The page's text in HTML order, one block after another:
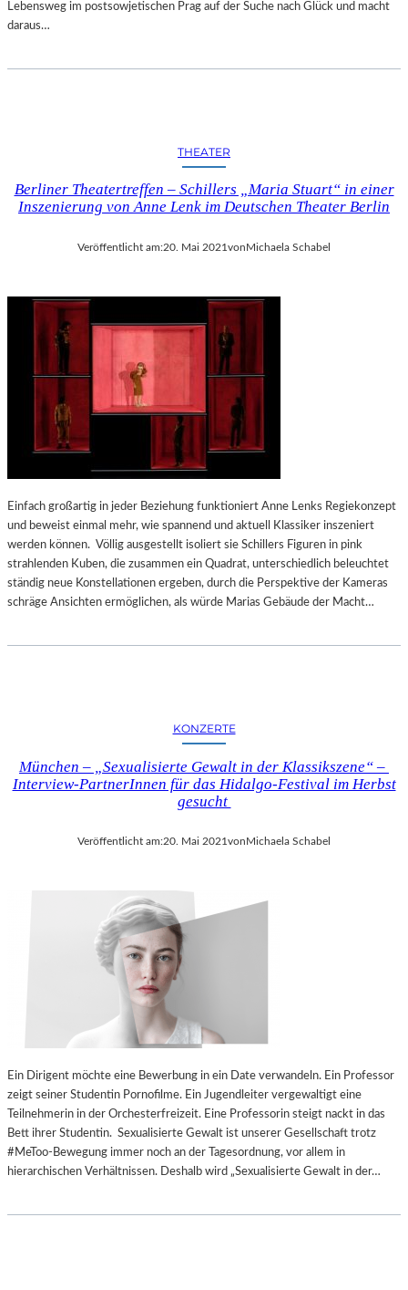
Lebensweg im postsowjetischen Prag auf der Suche nach Glück und macht
daraus…
THEATER
Berliner Theatertreffen – Schillers „Maria Stuart“ in einer
Inszenierung von Anne Lenk im Deutschen Theater Berlin
Veröffentlicht am:20. Mai 2021vonMichaela Schabel
Einfach großartig in jeder Beziehung funktioniert Anne Lenks Regiekonzept
und beweist einmal mehr, wie spannend und aktuell Klassiker inszeniert
werden können. Völlig ausgestellt isoliert sie Schillers Figuren in pink
strahlenden Kuben, die zusammen ein Quadrat, unterschiedlich beleuchtet
ständig neue Konstellationen ergeben, durch die Perspektive der Kameras
schräge Ansichten ermöglichen, als würde Marias Gebäude der Macht…
KONZERTE
München – „Sexualisierte Gewalt in der Klassikszene“ –
Interview-PartnerInnen für das Hidalgo-Festival im Herbst
gesucht
Veröffentlicht am:20. Mai 2021vonMichaela Schabel
Ein Dirigent möchte eine Bewerbung in ein Date verwandeln. Ein Professor
zeigt seiner Studentin Pornofilme. Ein Jugendleiter vergewaltigt eine
Teilnehmerin in der Orchesterfreizeit. Eine Professorin steigt nackt in das
Bett ihrer Studentin. Sexualisierte Gewalt ist unserer Gesellschaft trotz
#MeToo-Bewegung immer noch an der Tagesordnung, vor allem in
hierarchischen Verhältnissen. Deshalb wird „Sexualisierte Gewalt in der…